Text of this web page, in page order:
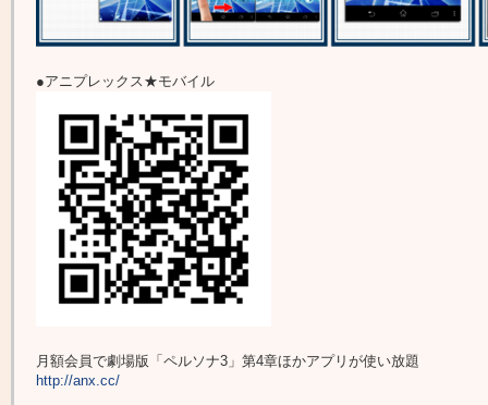
●アニプレックス★モバイル
月額会員で劇場版「ペルソナ3」第4章ほかアプリが使い放題
http://anx.cc/